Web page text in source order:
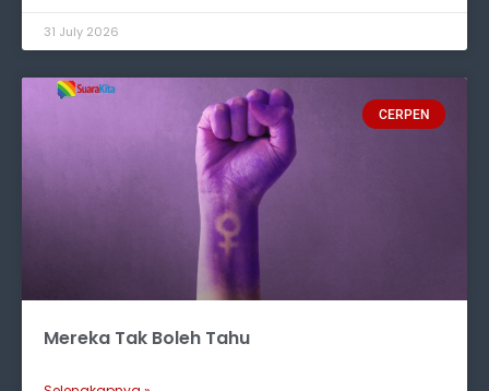
31 July 2026
CERPEN
Mereka Tak Boleh Tahu